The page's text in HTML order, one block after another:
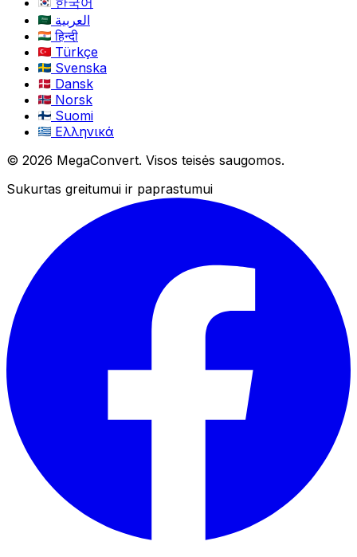
العربية
हिन्दी
Türkçe
Svenska
Dansk
Norsk
Suomi
Ελληνικά
© 2026 MegaConvert. Visos teisės saugomos.
Sukurtas greitumui ir paprastumui